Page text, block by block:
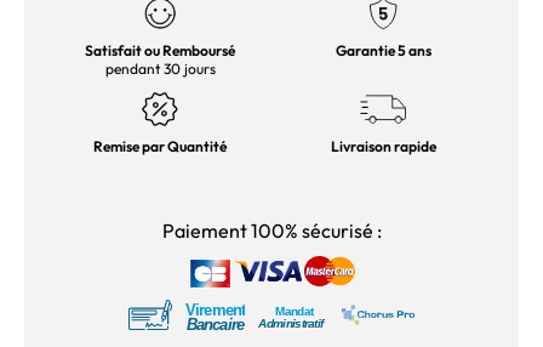
Satisfait ou Remboursé
pendant 30 jours
Garantie 5 ans
Remise par Quantité Livraison rapide
Paiement 100% sécurisé :